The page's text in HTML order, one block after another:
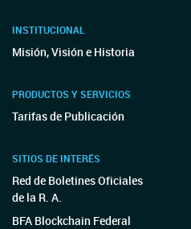
INSTITUCIONAL
Misión, Visión e Historia
PRODUCTOS Y SERVICIOS
Tarifas de Publicación
SITIOS DE INTERÉS
Red de Boletines Oficiales
de la R. A.
BFA Blockchain Federal